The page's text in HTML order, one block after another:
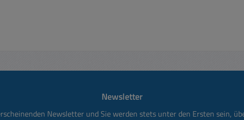
Newsletter
Newsletter und Sie werden stets unter den Ersten sein,